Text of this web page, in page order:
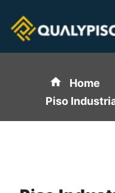
Home
Piso